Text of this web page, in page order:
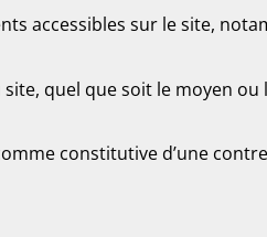
accessibles sur le site,
quel que soit le moyen ou
constitutive d’une